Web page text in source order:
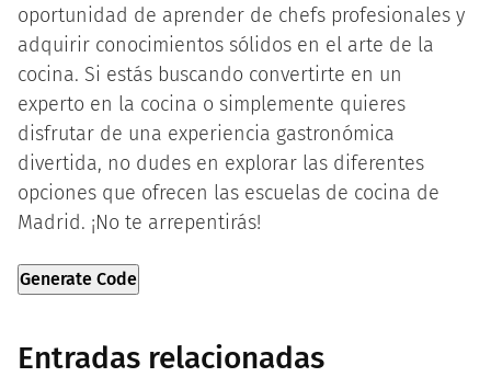
oportunidad de aprender de chefs profesionales y
adquirir conocimientos sólidos en el arte de la
cocina. Si estás buscando convertirte en un
experto en la cocina o simplemente quieres
disfrutar de una experiencia gastronómica
divertida, no dudes en explorar las diferentes
opciones que ofrecen las escuelas de cocina de
Madrid. ¡No te arrepentirás!
Generate Code
Entradas relacionadas